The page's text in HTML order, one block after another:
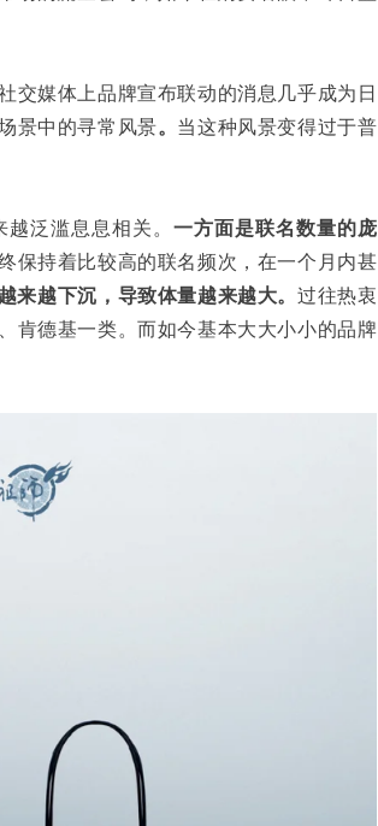
交媒体上品牌宣布联动的消息几乎成为日
景中的寻常风景。 当这种风景变得过于普
越泛滥息息相关。一方面是联名数量的庞
保持着比较高的联名频次，在一个月内甚
来越下沉，导致体量越来越大。 过往热衷
肯德基一类。而如今基本大大小小的品牌